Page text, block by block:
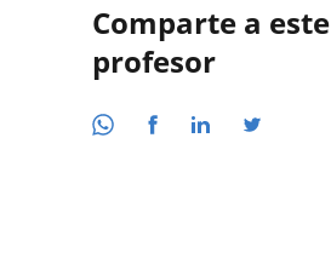
Comparte a este
profesor